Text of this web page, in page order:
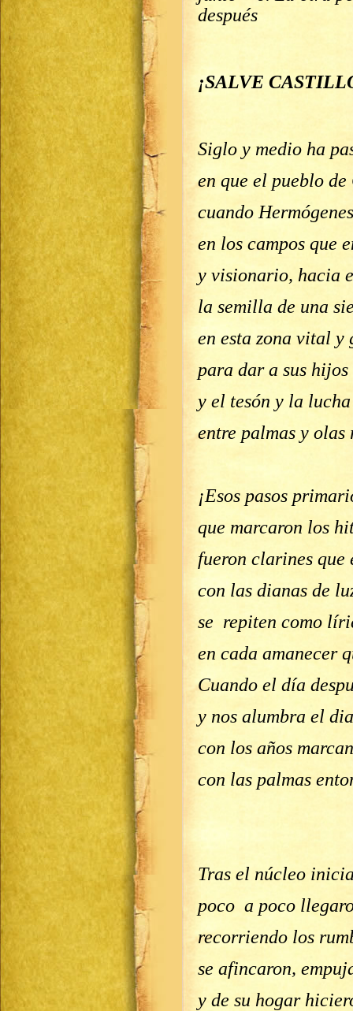
después
¡SALVE
Siglo y medio ha
en que el pueblo
cuando
en los campos que
y visionario, hacia
la semilla de una
en esta zona vital y
para dar a sus hijos
y el tesón y la
entre palmas y
¡Esos pasos
que marcaron los
fueron clarines que
con las dianas de
se repiten como
en cada amanecer
Cuando el día
y nos alumbra el
con los años
con las palmas
Tras el núcleo
poco a poco
recorriendo los
se afincaron,
y de su hogar